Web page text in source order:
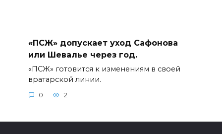
«ПСЖ» допускает уход Сафонова
или Шевалье через год.
«ПСЖ» готовится к изменениям в своей
вратарской линии.
0 2